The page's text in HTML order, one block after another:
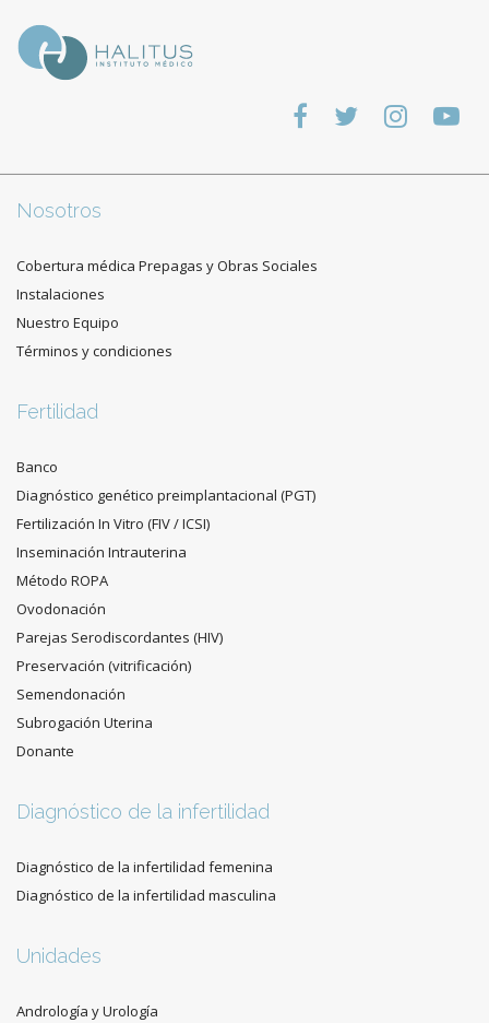
Nosotros
Cobertura médica Prepagas y Obras Sociales
Instalaciones
Nuestro Equipo
Términos y condiciones
Fertilidad
Banco
Diagnóstico genético preimplantacional (PGT)
Fertilización In Vitro (FIV / ICSI)
Inseminación Intrauterina
Método ROPA
Ovodonación
Parejas Serodiscordantes (HIV)
Preservación (vitrificación)
Semendonación
Subrogación Uterina
Donante
Diagnóstico de la infertilidad
Diagnóstico de la infertilidad femenina
Diagnóstico de la infertilidad masculina
Unidades
Andrología y Urología